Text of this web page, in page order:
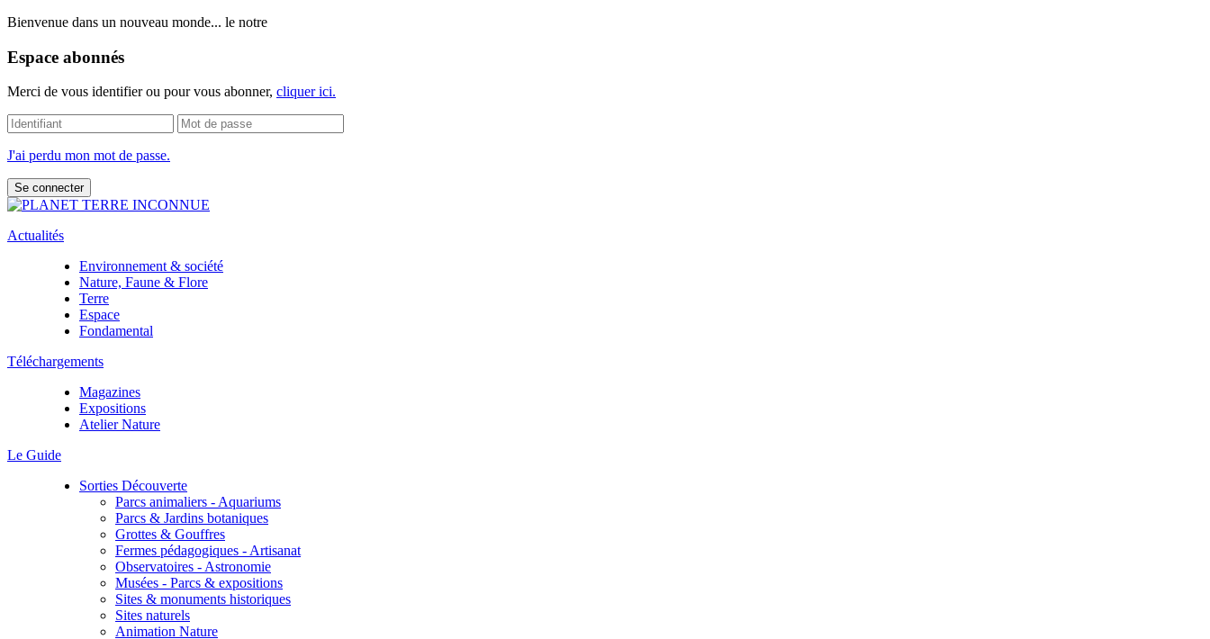
Bienvenue dans un nouveau monde... le notre
Espace abonnés
Merci de vous identifier ou pour vous abonner, cliquer ici.
J'ai perdu mon mot de passe.
Actualités
Environnement & société
Nature, Faune & Flore
Terre
Espace
Fondamental
Téléchargements
Magazines
Expositions
Atelier Nature
Le Guide
Sorties Découverte
Parcs animaliers - Aquariums
Parcs & Jardins botaniques
Grottes & Gouffres
Fermes pédagogiques - Artisanat
Observatoires - Astronomie
Musées - Parcs & expositions
Sites & monuments historiques
Sites naturels
Animation Nature